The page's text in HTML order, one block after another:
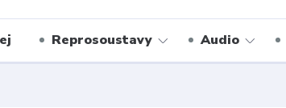
Reprosoustavy Audio